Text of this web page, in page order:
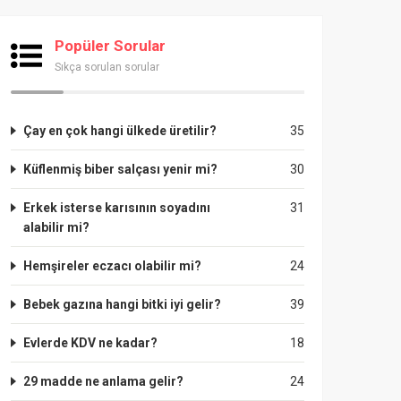
Popüler Sorular
Sıkça sorulan sorular
35
Çay en çok hangi ülkede üretilir?
30
Küflenmiş biber salçası yenir mi?
31
Erkek isterse karısının soyadını
alabilir mi?
24
Hemşireler eczacı olabilir mi?
39
Bebek gazına hangi bitki iyi gelir?
18
Evlerde KDV ne kadar?
24
29 madde ne anlama gelir?